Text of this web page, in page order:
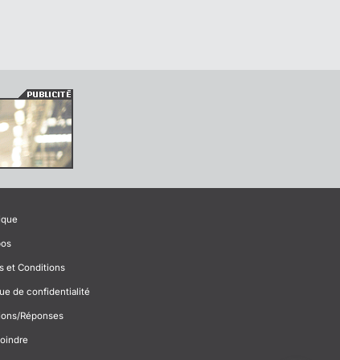
et Conditions
de confidentialité
Réponses